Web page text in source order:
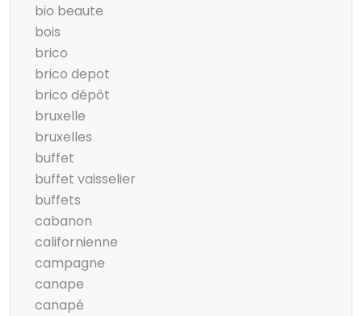
bio beaute
bois
brico
brico depot
brico dépôt
bruxelle
bruxelles
buffet
buffet vaisselier
buffets
cabanon
californienne
campagne
canape
canapé